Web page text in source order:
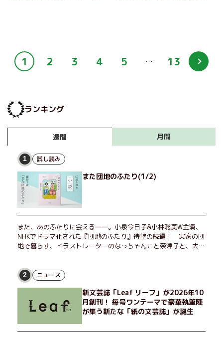
1 2 3 4 5 … 13
ランキング
週間 月間
1 試し読み
また団地のふたり(1/2)
また、あのふたりに会える――。小泉今日子&小林聡美W主演、
NHKでドラマ化された『団地のふたり』待望の続編！ 実家の団
地で暮らす、イラストレーターのなっちゃんこと奈津子と、大学
げたり、部屋でふたりだけの「台湾映画祭」を催したり。50代
独身、幼なじみの変わらぬ友情とささやかな幸せの日々を描く。
2 ニュース
新文芸誌「Leaf リーフ」が2026年10
月創刊！ 毎号ワンテーマで豪華執筆陣
が集う新たな「紙の文芸誌」が誕生